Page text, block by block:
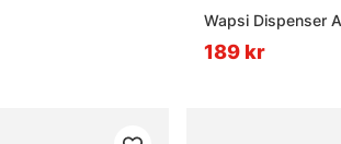
Wapsi Dispenser
189 kr